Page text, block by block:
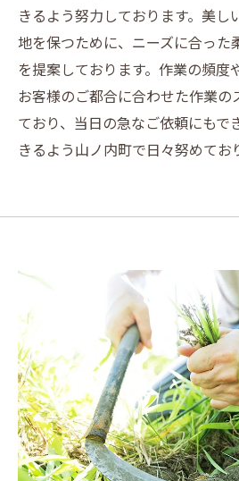
きるよう努力しております。美し
地を保つために、ニーズに合った
を提案しております。作業の頻度
お客様のご都合に合わせた作業の
ており、当日の急なご依頼にもで
きるよう山ノ内町で日々努めてお